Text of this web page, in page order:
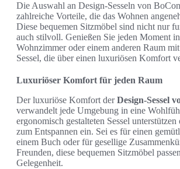
Die Auswahl an Design-Sesseln von
zahlreiche Vorteile, die das Wohnen
Diese bequemen Sitzmöbel sind nicht nur
auch stilvoll. Genießen Sie jeden Moment
Wohnzimmer oder einem anderen Raum
Sessel, die über einen luxuriösen Komfort
Luxuriöser Komfort für jeden Raum
Der luxuriöse Komfort derDesign-Sessel
verwandelt jede Umgebung in eine
ergonomisch gestalteten Sessel
zum Entspannen ein. Sei es für einen
einem Buch oder für gesellige
Freunden, diese bequemen Sitzmöbel
Gelegenheit.